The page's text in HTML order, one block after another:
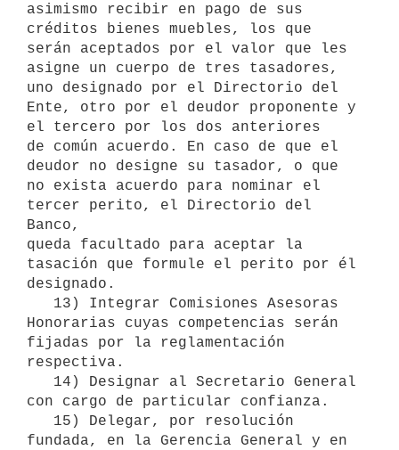
asimismo recibir en pago de sus
créditos bienes muebles, los que
serán aceptados por el valor que les
asigne un cuerpo de tres tasadores,
uno designado por el Directorio del
Ente, otro por el deudor proponente y
el tercero por los dos anteriores
de común acuerdo. En caso de que el
deudor no designe su tasador, o que
no exista acuerdo para nominar el
tercer perito, el Directorio del
Banco,
queda facultado para aceptar la
tasación que formule el perito por él
designado.
Honorarias cuyas competencias serán
fijadas por la reglamentación
respectiva.
con cargo de particular confianza.
fundada, en la Gerencia General y en